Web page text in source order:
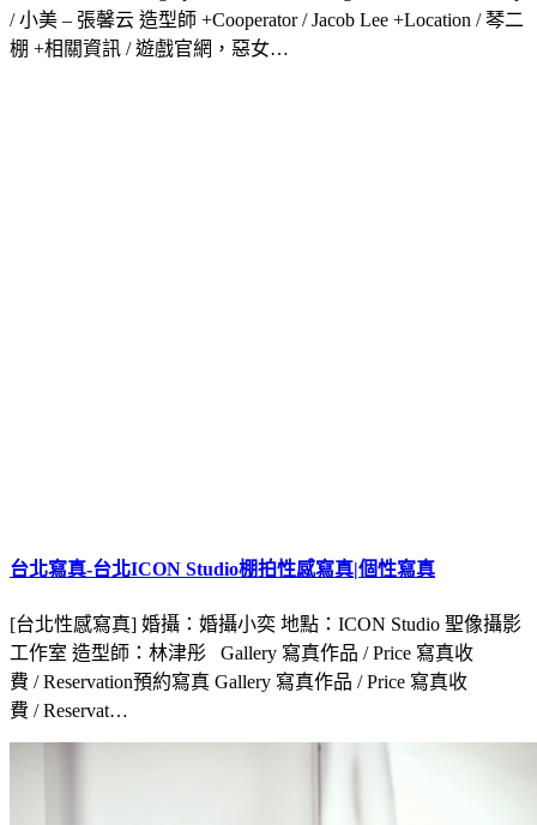
/ 小美 – 張馨云 造型師 +Cooperator / Jacob Lee +Location / 琴二
棚 +相關資訊 / 遊戲官網，惡女…
台北寫真-台北ICON Studio棚拍性感寫真|個性寫真
[台北性感寫真] 婚攝：婚攝小奕 地點：ICON Studio 聖像攝影
工作室 造型師：林津彤 Gallery 寫真作品 / Price 寫真收
費 / Reservation預約寫真 Gallery 寫真作品 / Price 寫真收
費 / Reservat…